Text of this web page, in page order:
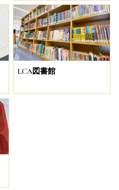
LCA図書館